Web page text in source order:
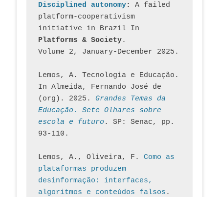
Disciplined autonomy: A failed
platform-cooperativism
initiative in Brazil In
Platforms & Society.
Volume 2, January-December 2025.
Lemos, A. Tecnologia e Educação.
In Almeida, Fernando José de
(org). 2025. Grandes Temas da
Educação. Sete Olhares sobre
escola e futuro. SP: Senac, pp.
93-110.
Lemos, A., Oliveira, F. Como as
plataformas produzem
desinformação: interfaces,
algoritmos e conteúdos falsos